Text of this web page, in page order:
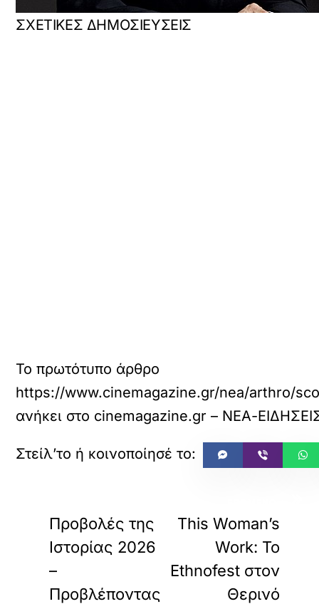
ΣΧΕΤΙΚΕΣ ΔΗΜΟΣΙΕΥΣΕΙΣ
Το πρωτότυπο άρθρο
https://www.cinemagazine.gr/nea/arthro/
ανήκει στο cinemagazine.gr – ΝΕΑ-
Προβολές της
Ιστορίας 2026
–
Προβλέποντας
This Woman’s
Work: Το
Ethnofest στον
Θερινό